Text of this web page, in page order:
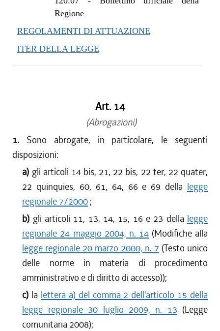
Regione
REGOLAMENTI DI ATTUAZIONE
ITER DELLA LEGGE
Art. 14
(Abrogazioni)
1. Sono abrogate, in particolare, le seguenti
disposizioni:
a) gli articoli 14 bis, 21, 22 bis, 22 ter, 22 quater,
22 quinquies, 60, 61, 64, 66 e 69 della legge
regionale 7/2000;
b) gli articoli 11, 13, 14, 15, 16 e 23 della legge
regionale 24 maggio 2004, n. 14(Modifiche alla
legge regionale 20 marzo 2000, n. 7 (Testo unico
delle norme in materia di procedimento
amministrativo e di diritto di accesso));
c) la lettera a) del comma 2 dell'articolo 15 della
legge regionale 30 luglio 2009, n. 13 (Legge
comunitaria 2008);